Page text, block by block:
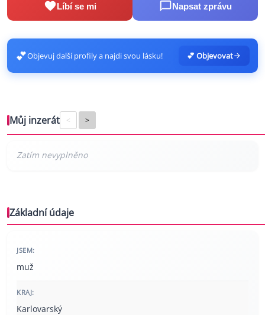
Líbí se mi Napsat zprávu
💕Objevuj další profily a najdi svou lásku! 💕 Objevovat
Můj inzerát < >
Základní údaje
JSEM:
muž
KRAJ:
Karlovarský